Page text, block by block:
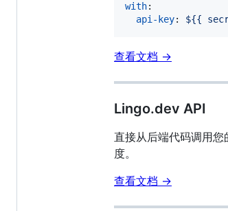
with:
api-key: ${{
查看文档 →
Lingo.dev API
直接从后端代码调用
度。
查看文档 →